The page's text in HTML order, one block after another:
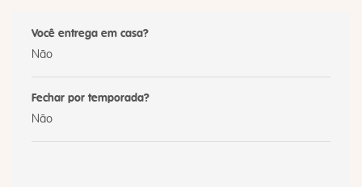
Você entrega em casa?
Não
Fechar por temporada?
Não